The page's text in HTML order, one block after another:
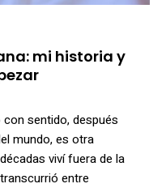
mi historia y
sentido, después
mundo, es otra
viví fuera de la
entre